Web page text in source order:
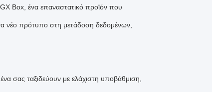
Box, ένα επαναστατικό προϊόν που
νέο πρότυπο στη μετάδοση δεδομένων,
σας ταξιδεύουν με ελάχιστη υποβάθμιση,